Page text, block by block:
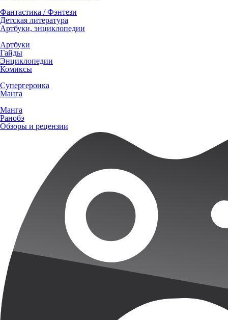
Фантастика / Фэнтези
Детская литература
Артбуки, энциклопедии
Артбуки
Гайды
Энциклопедии
Комиксы
Супергероика
Манга
Манга
Ранобэ
Обзоры и рецензии